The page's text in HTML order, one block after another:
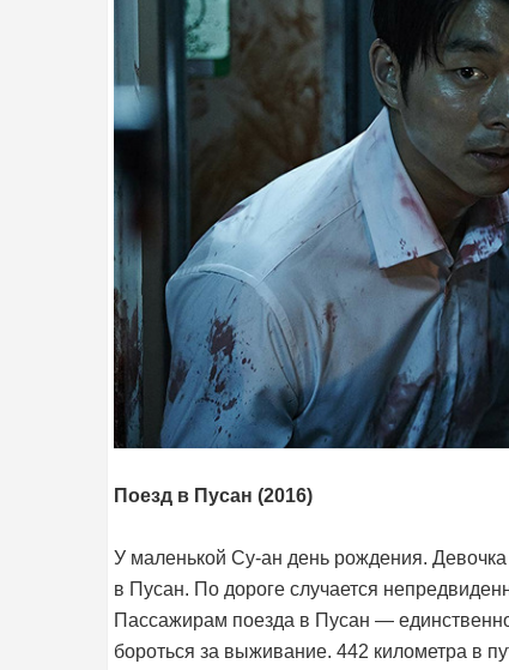
Поезд в Пусан (2016)
У маленькой Су-ан день рождения.
в Пусан. По дороге случается
Пассажирам поезда в Пусан —
бороться за выживание. 442 километра в